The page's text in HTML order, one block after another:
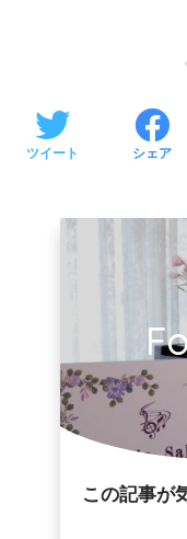
ツイート シェア
この記事が